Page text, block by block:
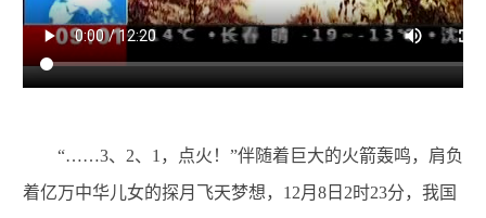
“……3、2、1，点火！”伴随着巨大的火箭轰鸣，肩负
着亿万中华儿女的探月飞天梦想，12月8日2时23分，我国